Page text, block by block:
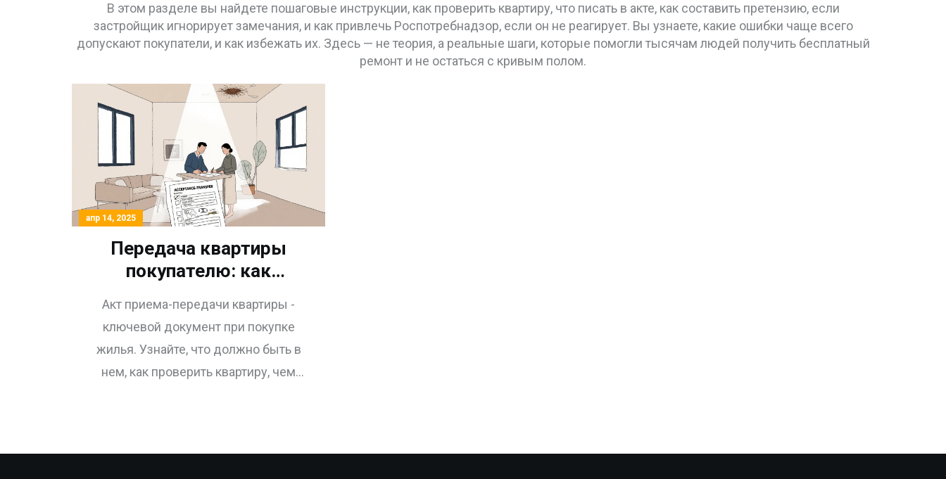
В этом разделе вы найдете пошаговые инструкции, как проверить квартиру, что писать в акте, как составить претензию, если
застройщик игнорирует замечания, и как привлечь Роспотребнадзор, если он не реагирует. Вы узнаете, какие ошибки чаще всего
допускают покупатели, и как избежать их. Здесь — не теория, а реальные шаги, которые помогли тысячам людей получить бесплатный
ремонт и не остаться с кривым полом.
апр 14, 2025
Передача квартиры
покупателю: как
приема-передачи и что
проверить
Акт приема-передачи квартиры -
ключевой документ при покупке
жилья. Узнайте, что должно быть в
нем, как проверить квартиру, чем